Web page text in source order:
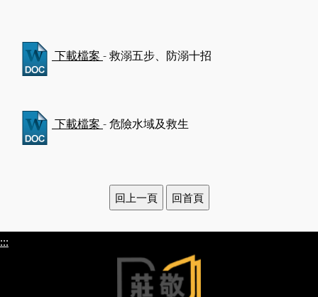
下載檔案 - 救溺五步、防溺十招
下載檔案 - 危險水域及救生
:::